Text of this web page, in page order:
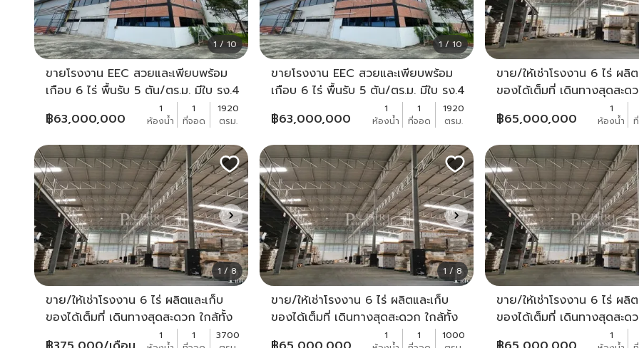
1 / 10
ขายโรงงาน EEC สวยและเพียบพร้อม
เกือบ 6 ไร่ พื้นรับ 5 ตัน/ตร.ม. มีใบ รง.4
(105) และ 53 ใกล้ตลาดบ่อวิน -
KK1682S
฿63,000,000
1
ห้องน้ำ
1
ที่จอด
1920
ตรม.
1 / 10
ขายโรงงาน EEC สวยและเพียบพร้อม
เกือบ 6 ไร่ พื้นรับ 5 ตัน/ตร.ม. มีใบ รง.4
(105) และ 53 ใกล้ตลาดบ่อวิน -
KK1682S
฿63,000,000
1
ห้องน้ำ
1
ที่จอด
1920
ตรม.
ขาย/ให้เช่าโรงงาน 6 ไร่ ผลิ
ของได้เต็มที่ เดินทางสุดสะด
สาย 5 และเพชรเกษม -
฿65,000,000
1
ห้องน้ำ
1 / 8
ขาย/ให้เช่าโรงงาน 6 ไร่ ผลิตและเก็บ
ของได้เต็มที่ เดินทางสุดสะดวก ใกล้ทั้ง
สาย 5 และเพชรเกษม - KK2618S
1
1
3700
1 / 8
ขาย/ให้เช่าโรงงาน 6 ไร่ ผลิตและเก็บ
ของได้เต็มที่ เดินทางสุดสะดวก ใกล้ทั้ง
สาย 5 และเพชรเกษม - KK2618S
1
1
1000
ขาย/ให้เช่าโรงงาน 6 ไร่ ผลิ
ของได้เต็มที่ เดินทางสุดสะด
สาย 5 และเพชรเกษม -1